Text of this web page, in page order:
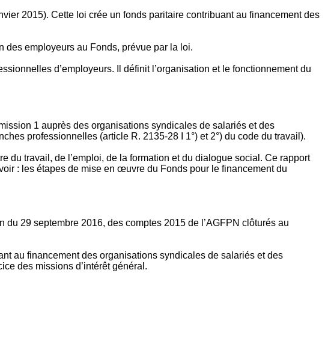
2015). Cette loi crée un fonds paritaire contribuant au financement des
des employeurs au Fonds, prévue par la loi.
d’employeurs. Il définit l’organisation et le fonctionnement du
1 auprès des organisations syndicales de salariés et des
professionnelles (article R. 2135‐28 I 1°) et 2°) du code du travail).
du travail, de l’emploi, de la formation et du dialogue social. Ce rapport
: les étapes de mise en œuvre du Fonds pour le financement du
29 septembre 2016, des comptes 2015 de l’AGFPN clôturés au
au financement des organisations syndicales de salariés et des
des missions d’intérêt général.